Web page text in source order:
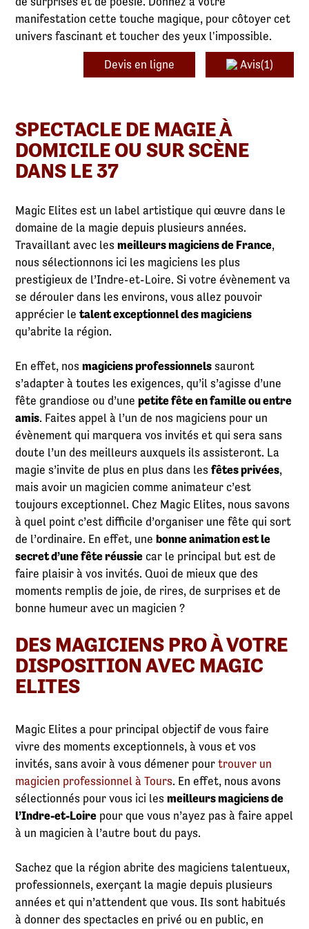
manifestation cette touche magique, pour côtoyer cet
univers fascinant et toucher des yeux l'impossible.
Devis en ligne Avis(1)
SPECTACLE DE MAGIE À
DOMICILE OU SUR SCÈNE
DANS LE 37
Magic Elites est un label artistique qui œuvre dans le
domaine de la magie depuis plusieurs années.
Travaillant avec lesmeilleurs magiciens de France,
nous sélectionnons ici les magiciens les plus
prestigieux de l’Indre-et-Loire. Si votre évènement va
se dérouler dans les environs, vous allez pouvoir
apprécier letalent exceptionnel des magiciens
qu’abrite la région.
En effet, nosmagiciens professionnels sauront
s’adapter à toutes les exigences, qu’il s’agisse d’une
fête grandiose ou d’unepetite fête en famille ou entre
amis. Faites appel à l’un de nos magiciens pour un
évènement qui marquera vos invités et qui sera sans
doute l’un des meilleurs auxquels ils assisteront. La
magie s’invite de plus en plus dans lesfêtes privées,
mais avoir un magicien comme animateur c’est
toujours exceptionnel. Chez Magic Elites, nous savons
à quel point c’est difficile d’organiser une fête qui sort
de l’ordinaire. En effet, unebonne animation est le
secret d’une fête réussie car le principal but est de
faire plaisir à vos invités. Quoi de mieux que des
moments remplis de joie, de rires, de surprises et de
bonne humeur avec un magicien ?
DES MAGICIENS PRO À VOTRE
DISPOSITION AVEC MAGIC
ELITES
Magic Elites a pour principal objectif de vous faire
vivre des moments exceptionnels, à vous et vos
invités, sans avoir à vous démener pourtrouver un
magicien professionnel à Tours. En effet, nous avons
sélectionnés pour vous ici lesmeilleurs magiciens de
l’Indre-et-Loire pour que vous n’ayez pas à faire appel
à un magicien à l’autre bout du pays.
Sachez que la région abrite des magiciens talentueux,
professionnels, exerçant la magie depuis plusieurs
années et qui n’attendent que vous. Ils sont habitués
à donner des spectacles en privé ou en public, en